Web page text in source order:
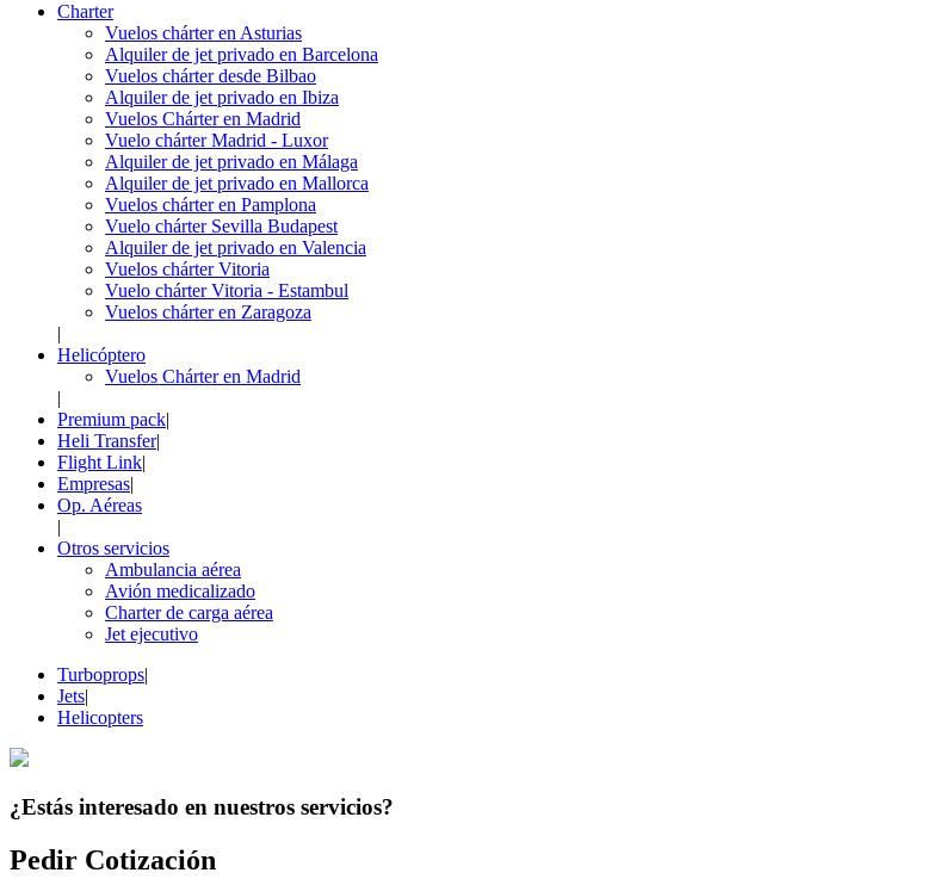
Charter
Vuelos chárter en Asturias
Alquiler de jet privado en Barcelona
Vuelos chárter desde Bilbao
Alquiler de jet privado en Ibiza
Vuelos Chárter en Madrid
Vuelo chárter Madrid - Luxor
Alquiler de jet privado en Málaga
Alquiler de jet privado en Mallorca
Vuelos chárter en Pamplona
Vuelo chárter Sevilla Budapest
Alquiler de jet privado en Valencia
Vuelos chárter Vitoria
Vuelo chárter Vitoria - Estambul
Vuelos chárter en Zaragoza
|
Helicóptero
Vuelos Chárter en Madrid
|
Premium pack|
Heli Transfer|
Flight Link|
Empresas|
Op. Aéreas
|
Otros servicios
Ambulancia aérea
Avión medicalizado
Charter de carga aérea
Jet ejecutivo
Turboprops|
Jets|
Helicopters
¿Estás interesado en nuestros servicios?
Pedir Cotización